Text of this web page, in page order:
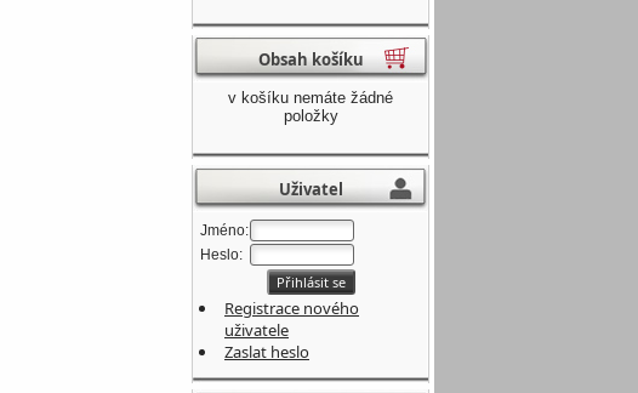
Obsah košíku
v košíku nemáte žádné
položky
Uživatel
Jméno:
Heslo:
Registrace nového
uživatele
Zaslat heslo